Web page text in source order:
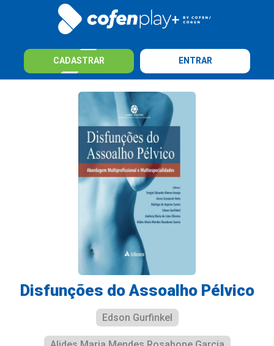
CADASTRAR ENTRAR
Disfunções do Assoalho Pélvico
Edson Gurfinkel